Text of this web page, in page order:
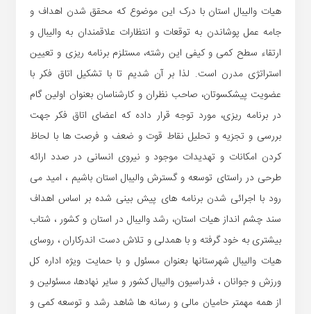
هیات والیبال استان با درک این موضوع که محقق شدن اهداف و
جامه عمل پوشاندن به توقعات و انتظارات علاقمندان به والیبال و
ارتقاء سطح کمی و کیفی این رشته، مستلزم برنامه ریزی و تعیین
استراتژیمدرن است. لذا بر آن شدیم تا با تشکیل اتاق فکر با
عضویت پیشکسوتان، صاحب نظران و کارشناسان بعنوان اولین گام
در برنامه ریزی، مورد توجه قرار داده که اعضای اتاق فکر جهت
بررسی و تجزیه و تحلیل نقاط قوت و ضعف و فرصت ها با لحاظ
کردن امکانات و تهدیدات موجود و نیروی انسانی در صدد ارائه
طرحی در راستای توسعه و گسترش والیبال استانباشیم ، امید می
رود با اجرائی شدن برنامه های پیش بینی شده بر اساس اهداف
سند چشم انداز هیات استان، رشد والیبال در استان و کشور ، شتاب
بیشتری به خود گرفته و با همدلی و تلاش دست اندرکاران ، روسای
هیات والیبال شهرستانها بعنوان مسئول و با حمایت ویژه اداره کل
ورزش و جوانان ، فدراسیون والیبال کشور و سایر نهادها، مسئولین و
از همه مهمتر حامیان مالی و رسانه ها شاهد رشد و توسعه کمی و